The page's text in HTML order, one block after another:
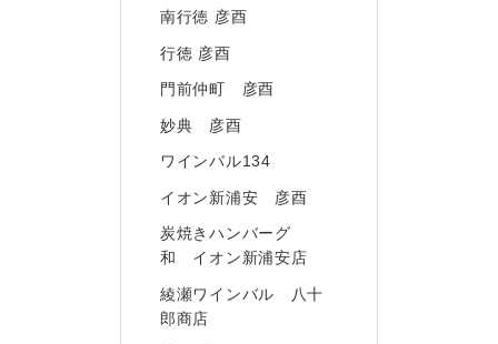
南行徳 彦酉
行徳 彦酉
門前仲町 彦酉
妙典 彦酉
ワインバル134
イオン新浦安 彦酉
炭焼きハンバーグ
和 イオン新浦安店
綾瀬ワインバル 八十
郎商店